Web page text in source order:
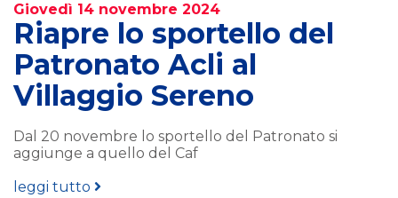
Giovedì 14 novembre 2024
Riapre lo sportello del
Patronato Acli al
Villaggio Sereno
Dal 20 novembre lo sportello del Patronato si
aggiunge a quello del Caf
leggi tutto